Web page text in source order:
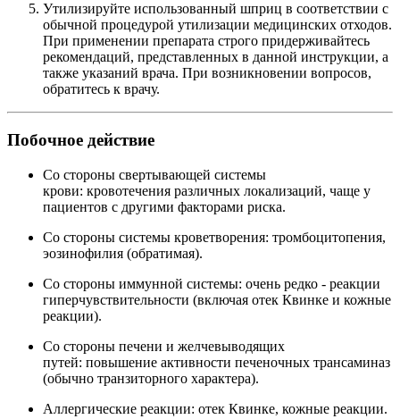
Утилизируйте использованный шприц в соответствии с
обычной процедурой утилизации медицинских отходов.
При применении препарата строго придерживайтесь
рекомендаций, представленных в данной инструкции, а
также указаний врача. При возникновении вопросов,
обратитесь к врачу.
Побочное действие
Со стороны свертывающей системы
крови: кровотечения различных локализаций, чаще у
пациентов с другими факторами риска.
Со стороны системы кроветворения: тромбоцитопения,
эозинофилия (обратимая).
Со стороны иммунной системы: очень редко - реакции
гиперчувствительности (включая отек Квинке и кожные
реакции).
Со стороны печени и желчевыводящих
путей: повышение активности печеночных трансаминаз
(обычно транзиторного характера).
Аллергические реакции: отек Квинке, кожные реакции.